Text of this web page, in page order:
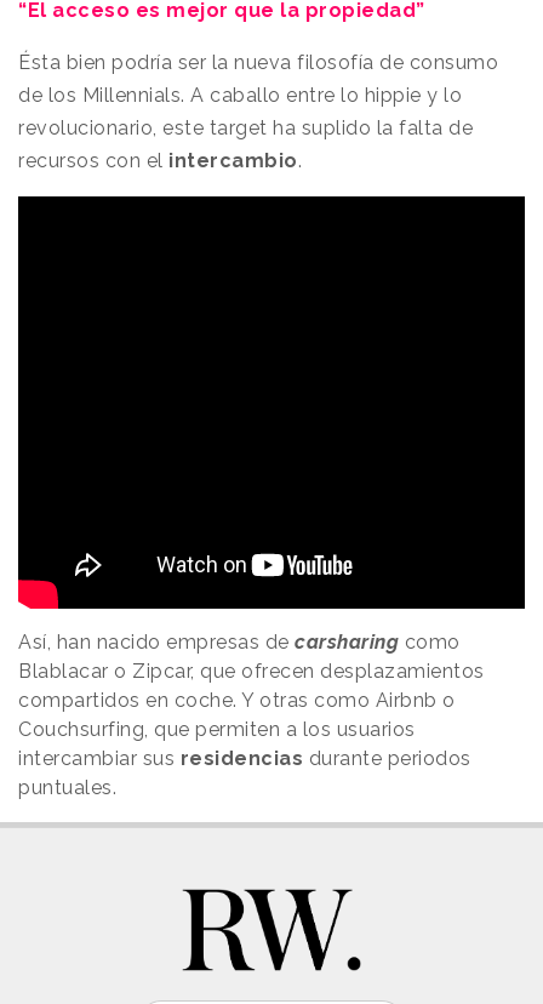
“El acceso es mejor que la propiedad”
Ésta bien podría ser la nueva filosofía de consumo
de los Millennials. A caballo entre lo hippie y lo
revolucionario, este target ha suplido la falta de
recursos con el intercambio.
Así, han nacido empresas de carsharing como
Blablacar o Zipcar, que ofrecen desplazamientos
compartidos en coche. Y otras como Airbnb o
Couchsurfing, que permiten a los usuarios
intercambiar sus residencias durante periodos
puntuales.